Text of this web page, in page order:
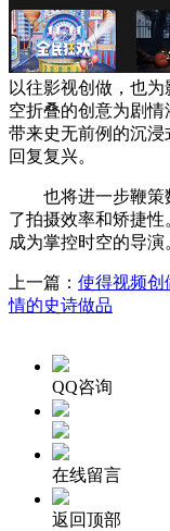
以往影视创做，也
空折叠的创意为剧
带来史无前例的沉
回复复兴。
也将进一步鞭策
了拍摄效率和矫捷
成为掌控时空的导演
上一篇： 使得视频创
情的史诗做品
QQ咨询
在线留言
返回顶部